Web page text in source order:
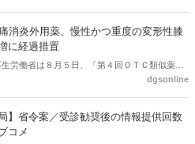
消炎外用薬、慢性かつ重度の変形性膝
に経過措置
生労働省は８月５日、「第４回ＯＴＣ類似薬の
施に向けた技術的検討会」を開催。「中間とり
年秋頃を目途に結論を得る予定。
dgsonline
】省令案／受診勧奨後の情報提供回数
コメ